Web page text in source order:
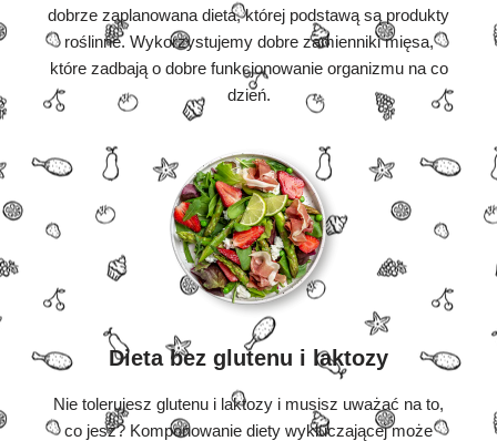
dobrze zaplanowana dieta, której podstawą są produkty
roślinne. Wykorzystujemy dobre zamienniki mięsa,
które zadbają o dobre funkcjonowanie organizmu na co
dzień.
Dieta bez glutenu i laktozy
Nie tolerujesz glutenu i laktozy i musisz uważać na to,
co jesz? Komponowanie diety wykluczającej może